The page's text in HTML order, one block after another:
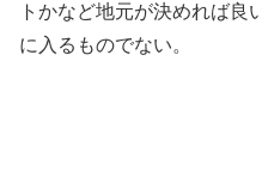
トかなど地元が決めれば良
に入るものでない。